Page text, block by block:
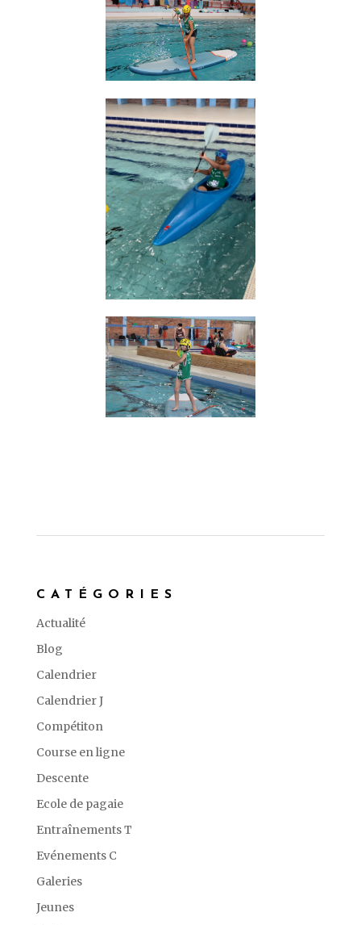
CATÉGORIES
Actualité
Blog
Calendrier
Calendrier J
Compétiton
Course en ligne
Descente
Ecole de pagaie
Entraînements T
Evénements C
Galeries
Jeunes